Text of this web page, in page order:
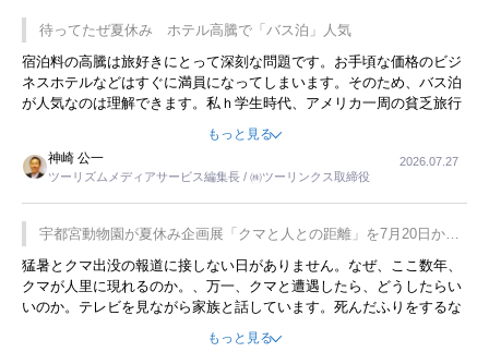
待ってたぜ夏休み ホテル高騰で「バス泊」人気
宿泊料の高騰は旅好きにとって深刻な問題です。お手頃な価格のビジ
ネスホテルなどはすぐに満員になってしまいます。そのため、バス泊
が人気なのは理解できます。私ｈ学生時代、アメリカ一周の貧乏旅行
用してホテル代を浮かせていました。ただし、若いからできたことで
す。若い人が夜行バスで京都に行った、青森に行ったと聞くと、疲れ
が残らないのかなと思ってしまいます。
もっと見る
神崎 公一
ツーリズムメディアサービス編集長 / ㈱ツーリンクス取締役
2026.07.27
宇都宮動物園が夏休み企画展「クマと人との距離」を7月20日から
開催
猛暑とクマ出没の報道に接しない日がありません。なぜ、ここ数年、
クマが人里に現れるのか。、万一、クマと遭遇したら、どうしたらい
いのか。テレビを見ながら家族と話しています。死んだふりをするな
もっと見る